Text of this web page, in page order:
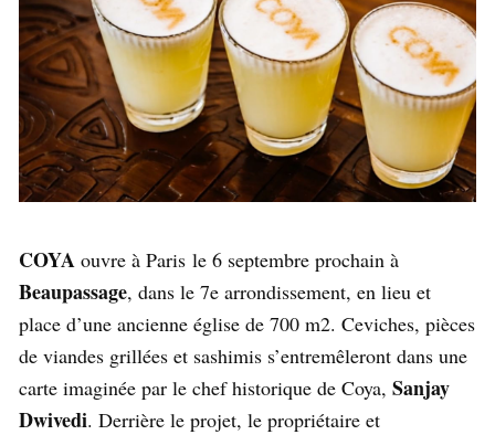
COYA ouvre à Paris le 6 septembre prochain à
Beaupassage, dans le 7e arrondissement, en lieu et
place d’une ancienne église de 700 m2. Ceviches, pièces
de viandes grillées et sashimis s’entremêleront dans une
carte imaginée par le chef historique de Coya, Sanjay
Dwivedi. Derrière le projet, le propriétaire et